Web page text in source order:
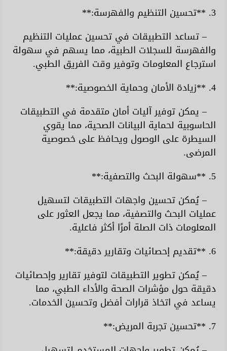
3. **تحسين التنظيم والفهرسة:**
– تساعد التطبيقات في تحسين عمليات التنظيم
والفهرسة للسجلات الطبية، مما يسهم في سهولة
استرجاع المعلومات وتوفير وقت الفريق الطبي.
4. **زيادة الأمان وحماية الخصوصية:**
– يمكن توفير آليات أمان متقدمة في التطبيقات
الحاسوبية لحماية البيانات الصحية، مما يقوي
السيطرة على الوصول ويحافظ على خصوصية
المرضى.
5. **سهولة البحث والتصفية:**
– يُمكن تحسين واجهات التطبيقات لتسهيل
عمليات البحث والتصفية، مما يجعل العثور على
المعلومات ذات الصلة أمرًا أكثر فاعلية.
6. **تقديم إحصائيات وتقارير دقيقة:**
– يُمكن تطوير التطبيقات لتوفير تقارير وإحصائيات
دقيقة حول مؤشرات الصحة والأداء الطبي، مما
يساعد في اتخاذ قرارات أفضل وتحسين الخدمات.
7. **تحسين تجربة المريض:**